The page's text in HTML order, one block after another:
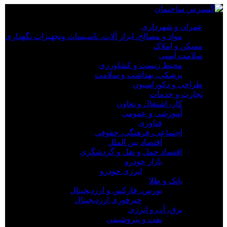
عمران و شهرداری
مواد و مصالح، ابزار آلات، تاسیسات وتجهیزات نگهداری
مسکن و املاک
سلامت ایمنی
محیط زیست و کشاورزی
پزشکی، بهداشت و سلامت
طراحی و دکوراسیون
تجارت و خدمات
کار، اشتغال و تعاون
آموزشی و عمومی
فناوری
اجتماعی، فرهنگی، حقوقی
اقتصاد بین الملل
اقتصاد حمل و نقل و گردشگری
بازار خودرو
انرژی خودرو
بانک و طلا
بورس، فارکس و ارزدیجیتال
خبرفوری ارزدیجیتال
برق، آب و انرژی
نفت و پتروشیمی
×
عمران و شهرداری
مواد و مصالح، ابزار آلات، تاسیسات وتجهیزات نگهداری
مسکن و املاک
سلامت ایمنی
محیط زیست و کشاورزی
پزشکی، بهداشت و سلامت
طراحی و دکوراسیون
تجارت و خدمات
کار، اشتغال و تعاون
آموزشی و عمومی
فناوری
اجتماعی، فرهنگی، حقوقی
اقتصاد بین الملل
اقتصاد حمل و نقل و گردشگری
بازار خودرو
بانک و طلا
بورس، فارکس و ارزدیجیتال
خبرفوری ارزدیجیتال
برق، آب و انرژی